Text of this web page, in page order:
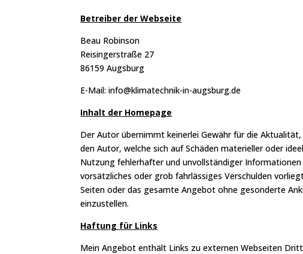
Betreiber der Webseite
Beau Robinson
Reisingerstraße 27
86159 Augsburg
E-Mail: info@klimatechnik-in-augsburg.de
Inhalt der Homepage
Der Autor übernimmt keinerlei Gewähr für die
den Autor, welche sich auf Schäden materieller oder
Nutzung fehlerhafter und unvollständiger
vorsätzliches oder grob fahrlässiges Verschulden
Seiten oder das gesamte Angebot ohne gesonderte
einzustellen.
Haftung für Links
Mein Angebot enthält Links zu externen Webseiten